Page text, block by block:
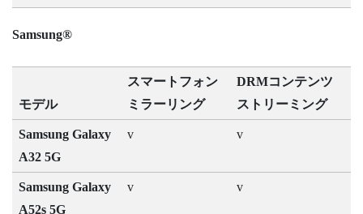
Samsung®
モデル
スマートフォン
ミラーリング
DRMコンテンツ
ストリーミング
Samsung Galaxy
A32 5G
v v
Samsung Galaxy
A52s 5G
v v